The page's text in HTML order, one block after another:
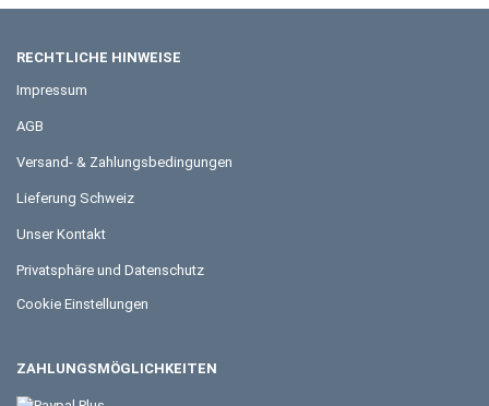
RECHTLICHE HINWEISE
Impressum
AGB
Versand- & Zahlungsbedingungen
Lieferung Schweiz
Unser Kontakt
Privatsphäre und Datenschutz
Cookie Einstellungen
ZAHLUNGSMÖGLICHKEITEN